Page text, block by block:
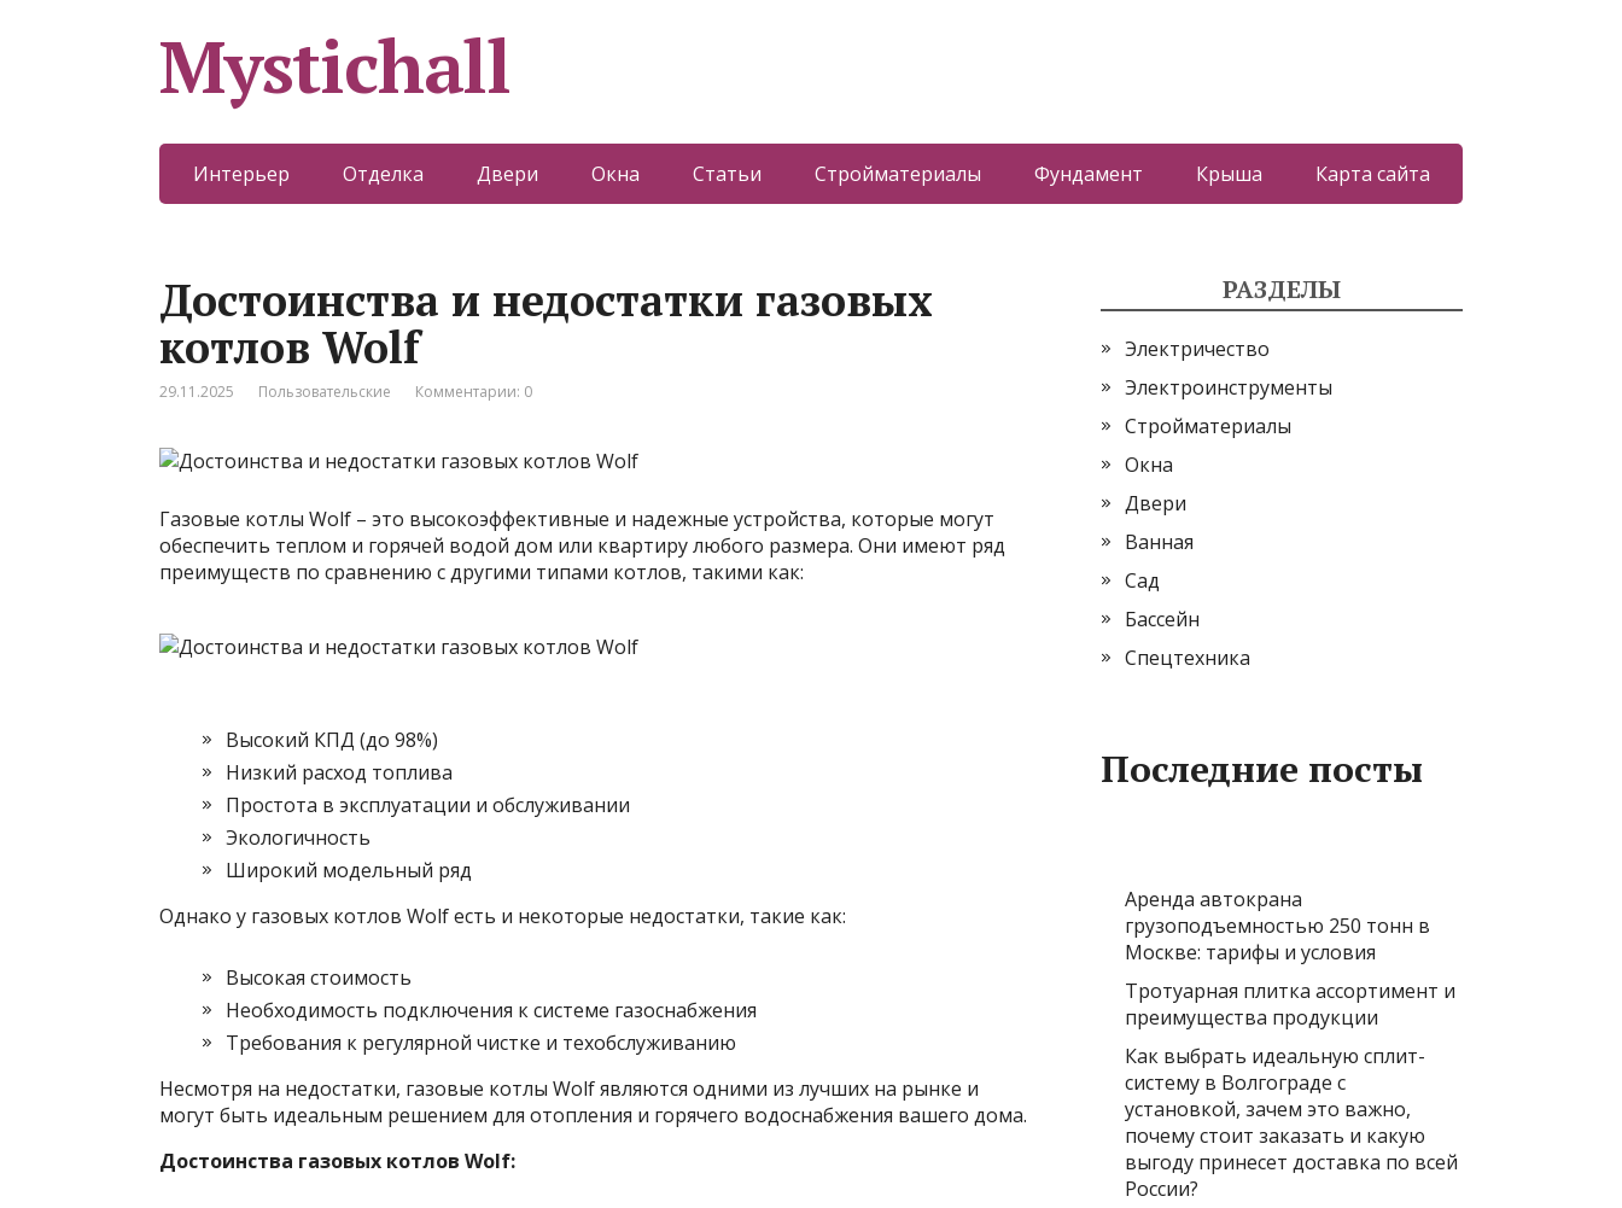
Mystichall
Интерьер Отделка Двери Окна Статьи Стройматериалы Фундамент Крыша Карта сайта
Достоинства и недостатки газовых
котлов Wolf
29.11.2025 Пользовательские Комментарии: 0
Газовые котлы Wolf – это высокоэффективные и надежные устройства, которые могут
обеспечить теплом и горячей водой дом или квартиру любого размера. Они имеют ряд
преимуществ по сравнению с другими типами котлов, такими как:
Высокий КПД (до 98%)
Низкий расход топлива
Простота в эксплуатации и обслуживании
Экологичность
Широкий модельный ряд
Однако у газовых котлов Wolf есть и некоторые недостатки, такие как:
Высокая стоимость
Необходимость подключения к системе газоснабжения
Требования к регулярной чистке и техобслуживанию
Несмотря на недостатки, газовые котлы Wolf являются одними из лучших на рынке и
могут быть идеальным решением для отопления и горячего водоснабжения вашего дома.
Достоинства газовых котлов Wolf:
РАЗДЕЛЫ
Электричество
Электроинструменты
Стройматериалы
Окна
Двери
Ванная
Сад
Бассейн
Спецтехника
Последние посты
Аренда автокрана
грузоподъемностью 250 тонн в
Москве: тарифы и условия
Тротуарная плитка ассортимент и
преимущества продукции
Как выбрать идеальную сплит-
систему в Волгограде с
установкой, зачем это важно,
почему стоит заказать и какую
выгоду принесет доставка по всей
России?